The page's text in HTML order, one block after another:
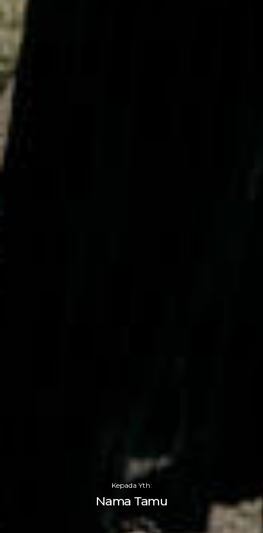
Kepada Yth:
Nama Tamu